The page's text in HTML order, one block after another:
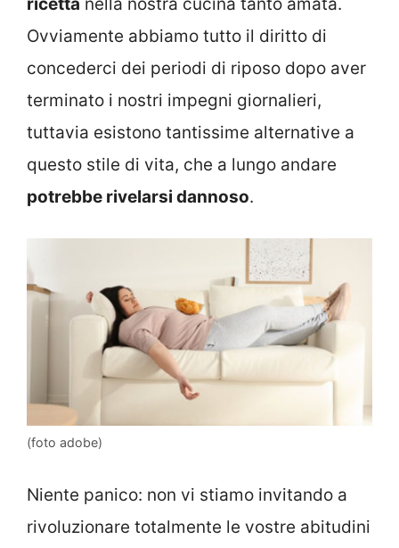
Ovviamente abbiamo tutto il diritto di
concederci dei periodi di riposo dopo aver
terminato i nostri impegni giornalieri,
tuttavia esistono tantissime alternative a
questo stile di vita, che a lungo andare
potrebbe rivelarsi dannoso.
(foto adobe)
Niente panico: non vi stiamo invitando a
rivoluzionare totalmente le vostre abitudini